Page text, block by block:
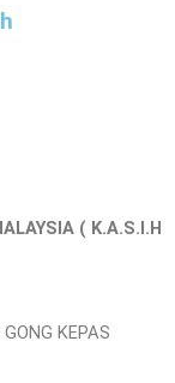
( K.A.S.I.H
KEPAS